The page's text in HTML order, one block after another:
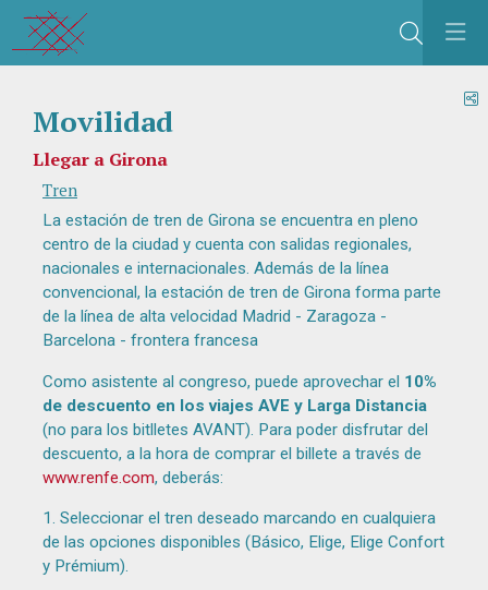
Buscar
Movilidad
Llegar a Girona
Tren
La estación de tren de Girona se encuentra en pleno
centro de la ciudad y cuenta con salidas regionales,
nacionales e internacionales. Además de la línea
convencional, la estación de tren de Girona forma parte
de la línea de alta velocidad Madrid - Zaragoza -
Barcelona - frontera francesa
Como asistente al congreso, puede aprovechar el 10%
de descuento en los viajes AVE y Larga Distancia
(no para los bitlletes AVANT). Para poder disfrutar del
descuento, a la hora de comprar el billete a través de
www.renfe.com, deberás:
1. Seleccionar el tren deseado marcando en cualquiera
de las opciones disponibles (Básico, Elige, Elige Confort
y Prémium).